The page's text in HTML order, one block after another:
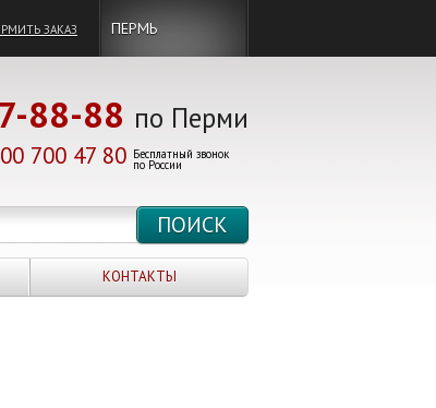
ЗАКАЗ ПЕРМЬ
88-88 по Перми
700 47 80 Бесплатный звонок
по России
КОНТАКТЫ